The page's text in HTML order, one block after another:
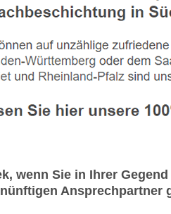
wenn Sie in Ihrer
Ansprechpartner